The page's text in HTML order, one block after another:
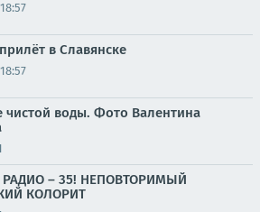
18:57
в Славянске
18:57
чистой воды. Фото Валентина
– 35! НЕПОВТОРИМЫЙ
КОЛОРИТ